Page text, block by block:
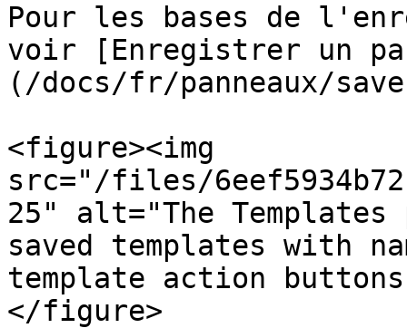
Pour les bases de
voir [Enregistrer un
(/docs/fr/panneaux/
<figure><img
src="/files/
25" alt="The
saved templates with
template action
</figure>